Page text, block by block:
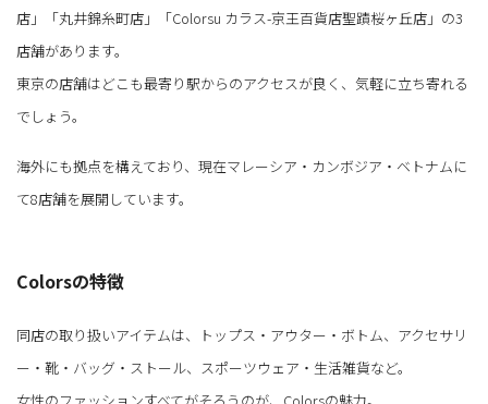
店」「丸井錦糸町店」「Colorsu カラス-京王百貨店聖蹟桜ヶ丘店」の3
店舗があります。
東京の店舗はどこも最寄り駅からのアクセスが良く、気軽に立ち寄れる
でしょう。
海外にも拠点を構えており、現在マレーシア・カンボジア・ベトナムに
て8店舗を展開しています。
Colorsの特徴
同店の取り扱いアイテムは、トップス・アウター・ボトム、アクセサリ
ー・靴・バッグ・ストール、スポーツウェア・生活雑貨など。